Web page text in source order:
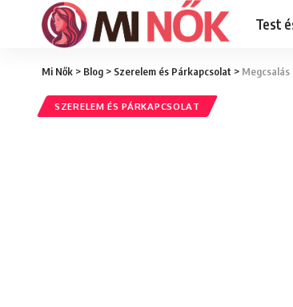
Test
Mi Nők > Blog > Szerelem és Párkapcsolat >
SZERELEM ÉS PÁRKAPCSOLAT